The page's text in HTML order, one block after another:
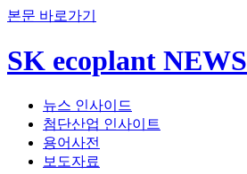
본문 바로가기
SK ecoplant
뉴스 인사이드
첨단산업 인사이트
용어사전
보도자료